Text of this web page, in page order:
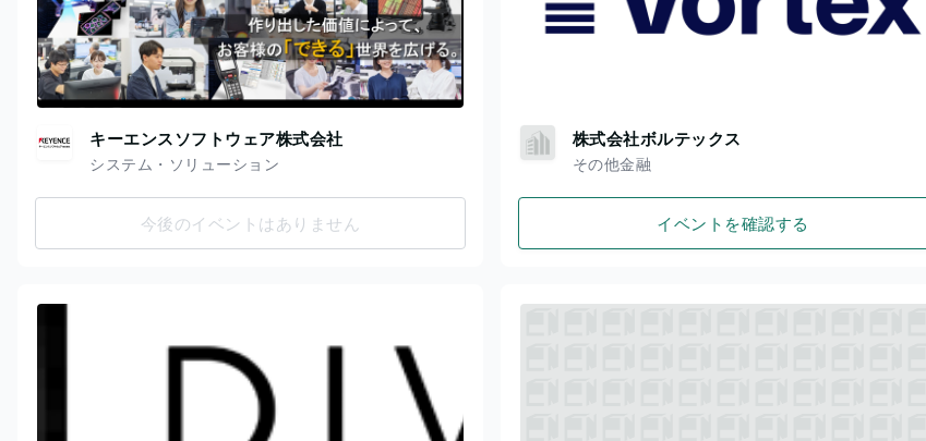
キーエンスソフトウェア株式会社
システム・ソリューション
今後のイベントはありません
株式会社ボルテックス
その他金融
イベントを確認する